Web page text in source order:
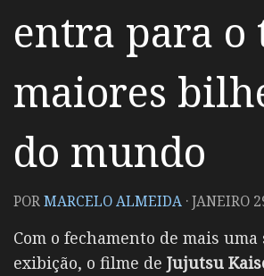
entra para o
maiores
do mundo
PORMARCELO ALMEIDA ·JANEIRO
Com o fechamento de mais uma
exibição, o filme de Jujutsu